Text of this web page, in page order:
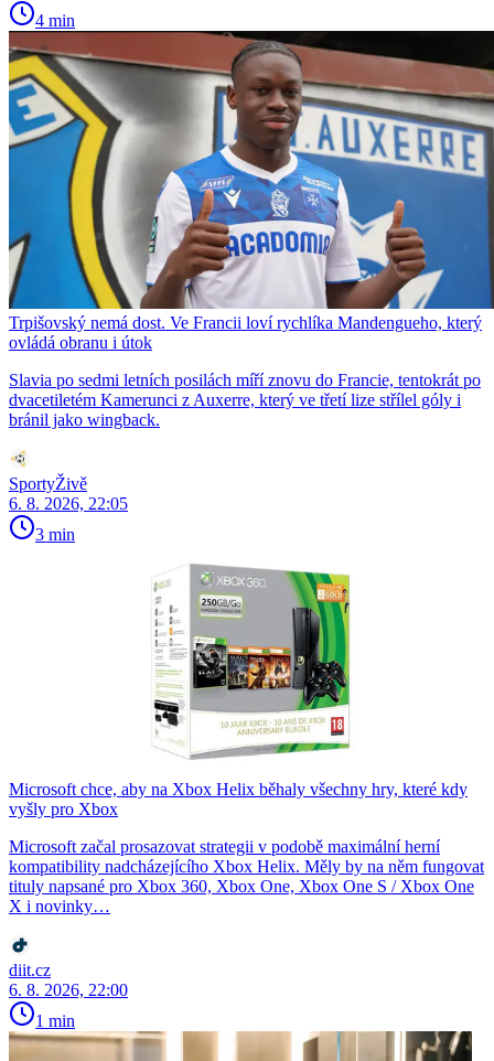
4 min
Trpišovský nemá dost. Ve Francii loví rychlíka Mandengueho, který
ovládá obranu i útok
Slavia po sedmi letních posilách míří znovu do Francie, tentokrát po
dvacetiletém Kamerunci z Auxerre, který ve třetí lize střílel góly i
bránil jako wingback.
SportyŽivě
6. 8. 2026, 22:05
3 min
Microsoft chce, aby na Xbox Helix běhaly všechny hry, které kdy
vyšly pro Xbox
Microsoft začal prosazovat strategii v podobě maximální herní
kompatibility nadcházejícího Xbox Helix. Měly by na něm fungovat
tituly napsané pro Xbox 360, Xbox One, Xbox One S / Xbox One
X i novinky…
diit.cz
6. 8. 2026, 22:00
1 min